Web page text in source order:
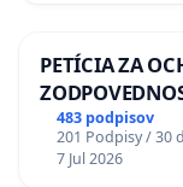
PETÍCIA ZA
A ZLYHANIE
483 podpisov
201 Podpisy / 30
7 Jul 2026